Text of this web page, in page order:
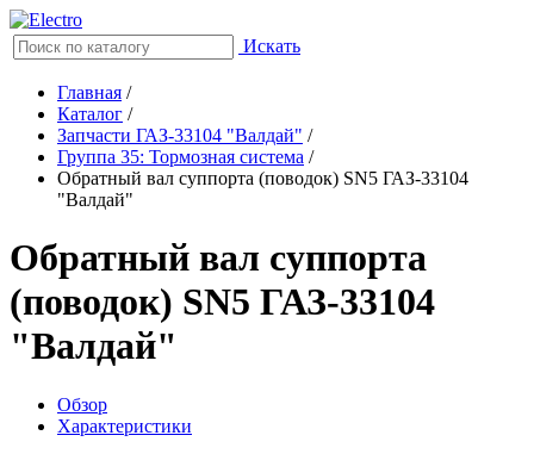
Искать
Главная /
Каталог /
Запчасти ГАЗ-33104 "Валдай" /
Группа 35: Тормозная система /
Обратный вал суппорта (поводок) SN5 ГАЗ-33104
"Валдай"
Обратный вал суппорта
(поводок) SN5 ГАЗ-33104
"Валдай"
Обзор
Характеристики